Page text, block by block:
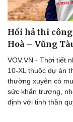
Doanh nghiệp
Thông tin doanh
Doanh nghiệp 24h
Doanh nhân
Vì cộng đồng
Hối hả thi
Hoà – Vũng
VOV.VN - Thời tiết
10-XL thuộc dự án
thường xuyên có
sức khẩn trương,
định với tinh thần